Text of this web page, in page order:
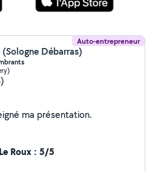
Auto-entrepreneur
(Sologne Débarras)
Je n'ai pas encore renseigné ma présentation.
Roux : 5/5